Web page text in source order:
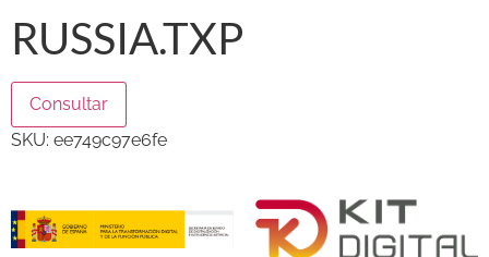
RUSSIA.TXP
Consultar
SKU: ee749c97e6fe